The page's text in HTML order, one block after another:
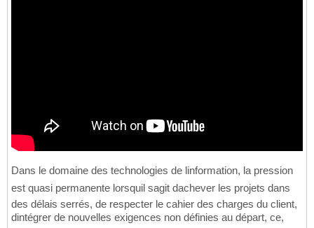
Dans le domaine des technologies de linformation, la pression
est quasi permanente lorsquil sagit dachever les projets dans
des délais serrés, de respecter le cahier des charges du client,
dintégrer de nouvelles exigences non définies au départ, ce,